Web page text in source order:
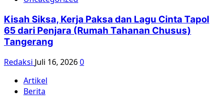
Kisah Siksa, Kerja Paksa dan Lagu Cinta Tapol
65 dari Penjara (Rumah Tahanan Chusus)
Tangerang
Redaksi Juli 16, 20260
Artikel
Berita